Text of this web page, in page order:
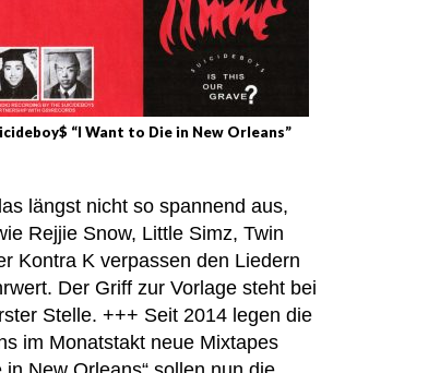
“I Want to Die in New Orleans”
längst nicht so spannend aus,
Rejjie Snow, Little Simz, Twin
Kontra K verpassen den Liedern
Der Griff zur Vorlage steht bei
Stelle. +++ Seit 2014 legen die
im Monatstakt neue Mixtapes